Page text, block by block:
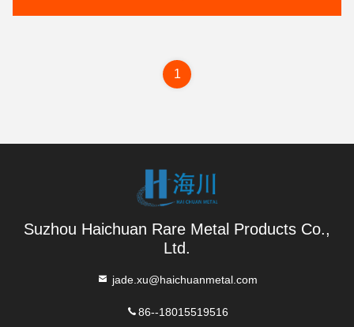
1
Suzhou Haichuan Rare Metal Products Co.,
Ltd.
jade.xu@haichuanmetal.com
86--18015519516